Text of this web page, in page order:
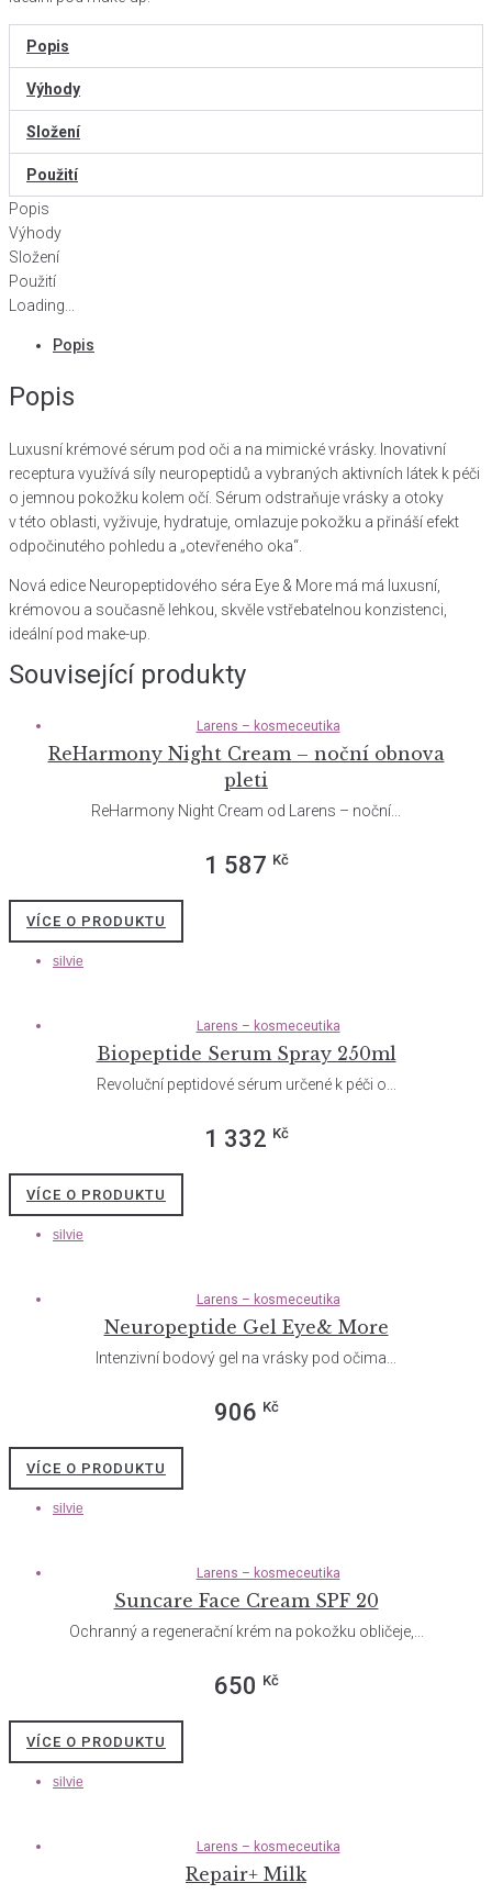
Popis
Výhody
Složení
Použití
Popis
Výhody
Složení
Použití
Loading...
Popis
Popis
Luxusní krémové sérum pod oči a na mimické vrásky. Inovativní
receptura využívá síly neuropeptidů a vybraných aktivních látek k péči
o jemnou pokožku kolem očí. Sérum odstraňuje vrásky a otoky
v této oblasti, vyživuje, hydratuje, omlazuje pokožku a přináší efekt
odpočinutého pohledu a „otevřeného oka“.
Nová edice Neuropeptidového séra Eye & More má má luxusní,
krémovou a současně lehkou, skvěle vstřebatelnou konzistenci,
ideální pod make-up.
Související produkty
Larens – kosmeceutika
ReHarmony Night Cream – noční obnova
pleti
ReHarmony Night Cream od Larens – noční...
1 587 Kč
VÍCE O PRODUKTU
silvie
Larens – kosmeceutika
Biopeptide Serum Spray 250ml
Revoluční peptidové sérum určené k péči o...
1 332 Kč
VÍCE O PRODUKTU
silvie
Larens – kosmeceutika
Neuropeptide Gel Eye& More
Intenzivní bodový gel na vrásky pod očima...
906 Kč
VÍCE O PRODUKTU
silvie
Larens – kosmeceutika
Suncare Face Cream SPF 20
Ochranný a regenerační krém na pokožku obličeje,...
650 Kč
VÍCE O PRODUKTU
silvie
Larens – kosmeceutika
Repair+ Milk